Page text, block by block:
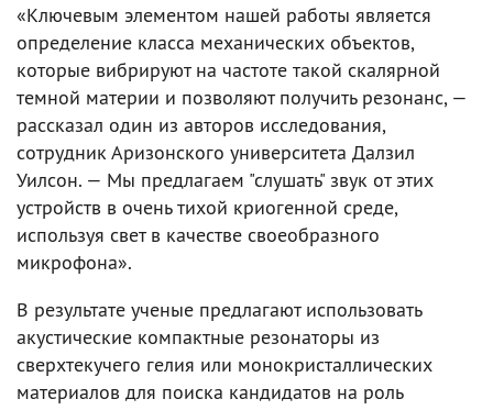
«Ключевым элементом нашей работы является
определение класса механических объектов,
которые вибрируют на частоте такой скалярной
темной материи и позволяют получить резонанс, —
рассказал один из авторов исследования,
сотрудник Аризонского университета Далзил
Уилсон. — Мы предлагаем "слушать" звук от этих
устройств в очень тихой криогенной среде,
используя свет в качестве своеобразного
микрофона».
В результате ученые предлагают использовать
акустические компактные резонаторы из
сверхтекучего гелия или монокристаллических
материалов для поиска кандидатов на роль